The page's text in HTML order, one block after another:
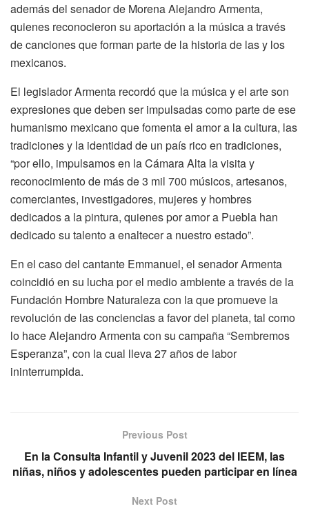
además del senador de Morena Alejandro Armenta,
quienes reconocieron su aportación a la música a través
de canciones que forman parte de la historia de las y los
mexicanos.
El legislador Armenta recordó que la música y el arte son
expresiones que deben ser impulsadas como parte de ese
humanismo mexicano que fomenta el amor a la cultura, las
tradiciones y la identidad de un país rico en tradiciones,
“por ello, impulsamos en la Cámara Alta la visita y
reconocimiento de más de 3 mil 700 músicos, artesanos,
comerciantes, investigadores, mujeres y hombres
dedicados a la pintura, quienes por amor a Puebla han
dedicado su talento a enaltecer a nuestro estado”.
En el caso del cantante Emmanuel, el senador Armenta
coincidió en su lucha por el medio ambiente a través de la
Fundación Hombre Naturaleza con la que promueve la
revolución de las conciencias a favor del planeta, tal como
lo hace Alejandro Armenta con su campaña “Sembremos
Esperanza”, con la cual lleva 27 años de labor
ininterrumpida.
Previous Post
En la Consulta Infantil y Juvenil 2023 del IEEM, las
niñas, niños y adolescentes pueden participar en línea
Next Post